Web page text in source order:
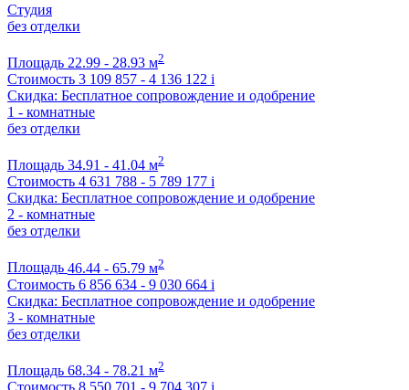
Студия
без отделки
Площадь 22.99 - 28.93 м2
Стоимость 3 109 857 - 4 136 122 i
Скидка: Бесплатное сопровождение и одобрение
1 - комнатные
без отделки
Площадь 34.91 - 41.04 м2
Стоимость 4 631 788 - 5 789 177 i
Скидка: Бесплатное сопровождение и одобрение
2 - комнатные
без отделки
Площадь 46.44 - 65.79 м2
Стоимость 6 856 634 - 9 030 664 i
Скидка: Бесплатное сопровождение и одобрение
3 - комнатные
без отделки
Площадь 68.34 - 78.21 м2